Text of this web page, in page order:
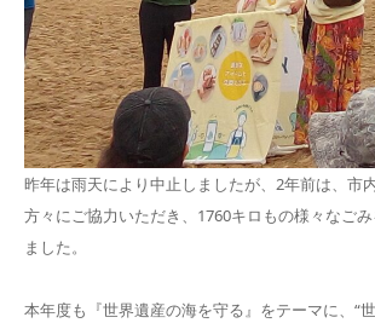
昨年は雨天により中止しましたが、2年前は、市
方々にご協力いただき、1760キロもの様々なご
ました。
本年度も『世界遺産の海を守る』をテーマに、“